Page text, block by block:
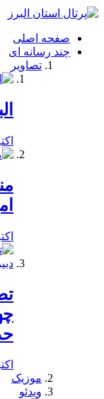
فصد
شرق
تهران
خشکشویی
صفحه اصلی
چند رسانه ای
تصاویر
اکتبر
اکتبر
اکتبر
موزیک
ویدئو